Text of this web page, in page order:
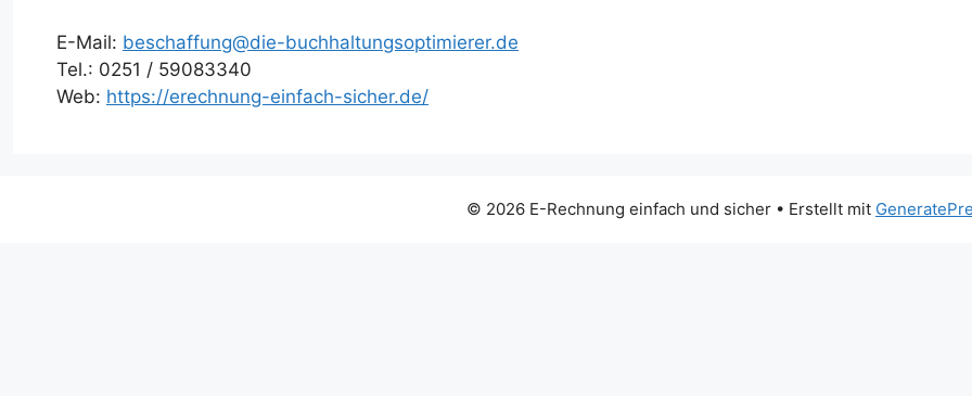
E-Mail: beschaffung@die-buchhaltungsoptimierer.de
Tel.: 0251 / 59083340
Web: https://erechnung-einfach-sicher.de/
© 2026 E-Rechnung einfach und sicher • Erstellt mit